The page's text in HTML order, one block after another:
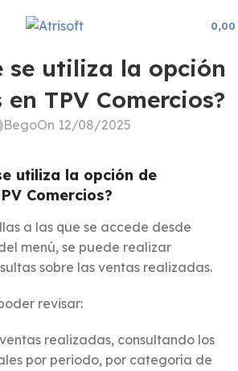
0,00
se utiliza la opción
TPV Comercios?
BegoOn 12/08/2025
utiliza la opción de
Comercios?
a las que se accede desde
menú, se puede realizar
sobre las ventas realizadas.
revisar:
realizadas, consultando los
por periodo, por categoría de